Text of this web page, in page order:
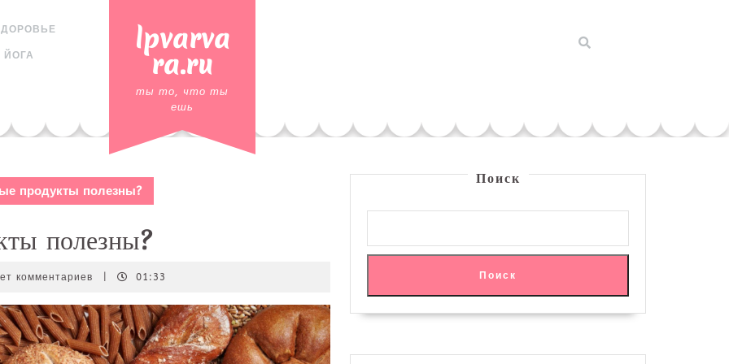
ЙОГА lpvarva
ra.ru
ты то, что ты
ешь
продукты полезны?
полезны?
комментариев 01:33
Поиск
Поиск